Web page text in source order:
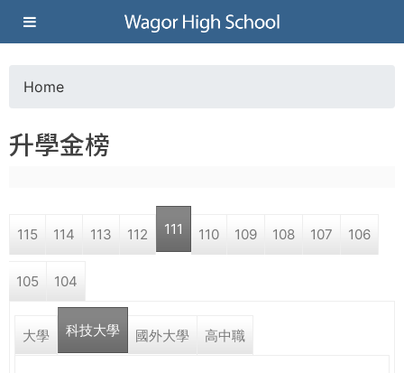
Jump to navigation
葳
格
高
學
o
a
r
e
Home
升學金榜
115 114 113 112 111 110 109 108 107 106
105 104
大學 科技大學 國外大學 高中職